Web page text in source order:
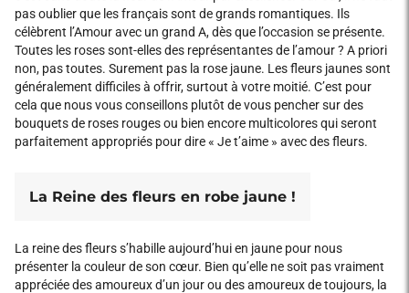
pas oublier que les français sont de grands romantiques. Ils
célèbrent l’Amour avec un grand A, dès que l’occasion se présente.
Toutes les roses sont-elles des représentantes de l’amour ? A priori
non, pas toutes. Surement pas la rose jaune. Les fleurs jaunes sont
généralement difficiles à offrir, surtout à votre moitié. C’est pour
cela que nous vous conseillons plutôt de vous pencher sur des
bouquets de roses rouges ou bien encore multicolores qui seront
parfaitement appropriés pour dire « Je t’aime » avec des fleurs.
La Reine des fleurs en robe jaune !
La reine des fleurs s’habille aujourd’hui en jaune pour nous
présenter la couleur de son cœur. Bien qu’elle ne soit pas vraiment
appréciée des amoureux d’un jour ou des amoureux de toujours, la